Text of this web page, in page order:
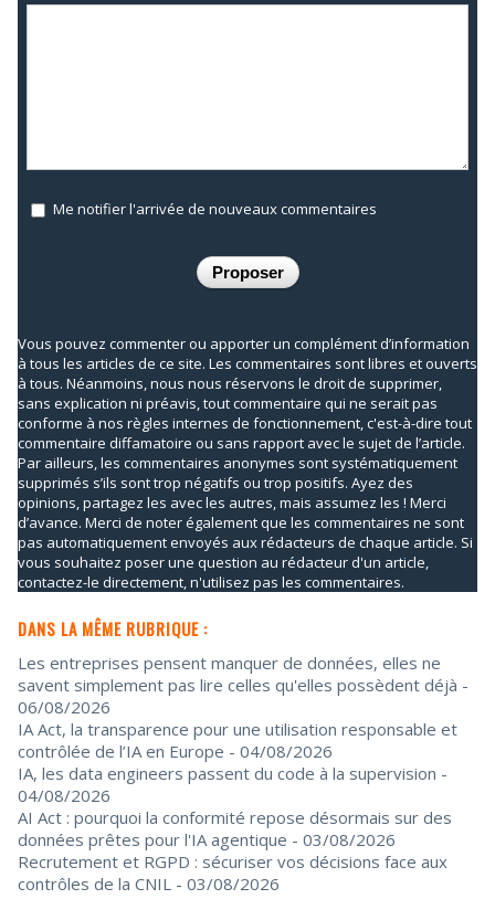
Me notifier l'arrivée de nouveaux commentaires
Vous pouvez commenter ou apporter un complément d’information
à tous les articles de ce site. Les commentaires sont libres et ouverts
à tous. Néanmoins, nous nous réservons le droit de supprimer,
sans explication ni préavis, tout commentaire qui ne serait pas
conforme à nos règles internes de fonctionnement, c'est-à-dire tout
commentaire diffamatoire ou sans rapport avec le sujet de l’article.
Par ailleurs, les commentaires anonymes sont systématiquement
supprimés s’ils sont trop négatifs ou trop positifs. Ayez des
opinions, partagez les avec les autres, mais assumez les ! Merci
d’avance. Merci de noter également que les commentaires ne sont
pas automatiquement envoyés aux rédacteurs de chaque article. Si
vous souhaitez poser une question au rédacteur d'un article,
contactez-le directement, n'utilisez pas les commentaires.
DANS LA MÊME RUBRIQUE :
Les entreprises pensent manquer de données, elles ne
savent simplement pas lire celles qu'elles possèdent déjà -
06/08/2026
IA Act, la transparence pour une utilisation responsable et
contrôlée de l’IA en Europe - 04/08/2026
IA, les data engineers passent du code à la supervision -
04/08/2026
AI Act : pourquoi la conformité repose désormais sur des
données prêtes pour l'IA agentique - 03/08/2026
Recrutement et RGPD : sécuriser vos décisions face aux
contrôles de la CNIL - 03/08/2026